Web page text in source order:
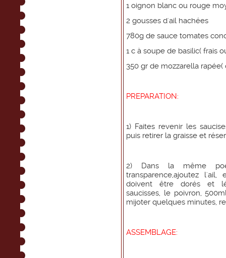
1 oignon blanc ou rouge
2 gousses d'ail hachées
780g de sauce tomates
1 c à soupe de basilic( frais
350 gr de mozzarella
PREPARATION:
1) Faites revenir les
puis retirer la graisse et
2) Dans la même
transparence,ajoutez
doivent être dorés et
saucisses, le poivron,
mijoter quelques minutes,
ASSEMBLAGE: